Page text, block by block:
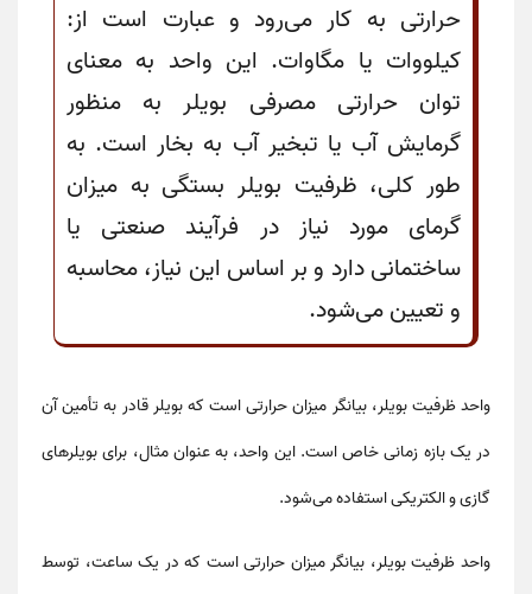
حرارتی به کار می‌رود و عبارت است از:
کیلووات یا مگاوات. این واحد به معنای
توان حرارتی مصرفی بویلر به منظور
گرمایش آب یا تبخیر آب به بخار است. به
طور کلی، ظرفیت بویلر بستگی به میزان
گرمای مورد نیاز در فرآیند صنعتی یا
ساختمانی دارد و بر اساس این نیاز، محاسبه
و تعیین می‌شود.
واحد ظرفیت بویلر، بیانگر میزان حرارتی است که بویلر قادر به تأمین آن
در یک بازه زمانی خاص است. این واحد، به عنوان مثال، برای بویلرهای
گازی و الکتریکی استفاده می‌شود.
واحد ظرفیت بویلر، بیانگر میزان حرارتی است که در یک ساعت، توسط